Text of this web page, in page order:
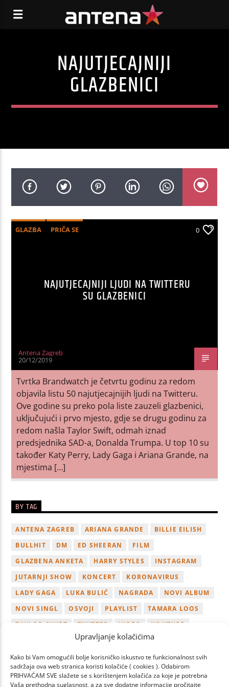
Upravljanje kolačićima
Kako bi Vam omogućili bolje korisničko iskustvo te funkcionalnost svih
sadržaja ova web stranica koristi kolačiće ( cookies ). Odabirom
PRIHVAĆAM SVE slažete se s korištenjem kolačića za koje je potrebna
Vaša prethodna suglasnost, a za sve dodatne informacije pročitajte
NAJUTJECAJNIJI
GLAZBENICI
GLAZBA PRIČA SE 0
NAJUTJECAJNIJI LJUDI NA TWITTERU
SU GLAZBENICI
Antena Zagreb
20/12/2019
Tvrtka Brandwatch je četvrtu godinu za redom
objavila listu 50 najutjecajnijih ljudi na Twitteru.
Ove godine su preko pola liste zauzeli glazbenici,
uključujući i prvo mjesto, gdje se drugu godinu za
redom našla Taylor Swift, odmah iznad
predsjednika SAD-a, Donalda Trumpa. U top 10 su
također Katy Perry, Lady Gaga i Ariana Grande, na
mjestima […]
BY TAG
ANTENA ZAGREB ARIANA GRANDE
BILLIE EILISH
BULLHIT
DM ED SHEERAN
FILM
GLAZBENA ANKETA
HARRY STYLES
INSTAGRAM
JUTARNJI SHOW
KONCERT
KORONAVIRUS
LADY GAGA
LUKA BULIĆ NAGRADA
NOVI ALBUM
NOVI SINGL
OSVOJI PLAYLIST
TAMARA LOOS
TAYLOR SWIFT
TWITTER VIDEO
YOUTUBE